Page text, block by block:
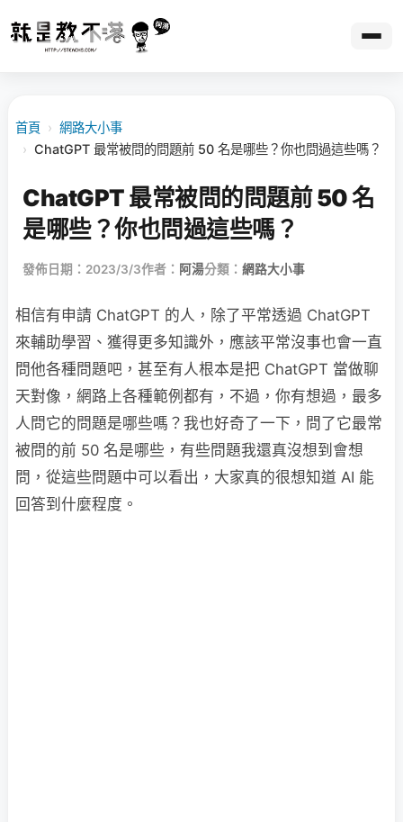
首頁 › 網路大小事
› ChatGPT 最常被問的問題前 50 名是哪些？你也問過這些嗎？
ChatGPT 最常被問的問題前 50 名
是哪些？你也問過這些嗎？
發佈日期：2023/3/3作者： 阿湯分類： 網路大小事
相信有申請 ChatGPT 的人，除了平常透過 ChatGPT
來輔助學習、獲得更多知識外，應該平常沒事也會一直
問他各種問題吧，甚至有人根本是把 ChatGPT 當做聊
天對像，網路上各種範例都有，不過，你有想過，最多
人問它的問題是哪些嗎？我也好奇了一下，問了它最常
被問的前 50 名是哪些，有些問題我還真沒想到會想
問，從這些問題中可以看出，大家真的很想知道 AI 能
回答到什麼程度。